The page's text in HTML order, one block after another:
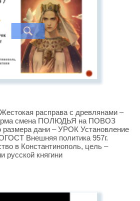
расправа с древлянами –
смена ПОЛЮДЬЯ на ПОВОЗ
размера дани – УРОК Установление
Внешняя политика 957г.
в Константинополь, цель –
русской княгини